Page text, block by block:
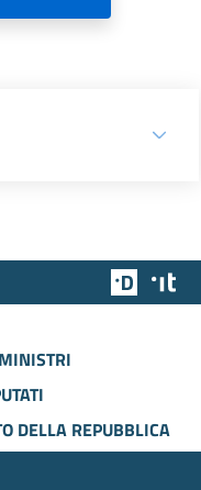
Team
DELLA REPUBBLICA